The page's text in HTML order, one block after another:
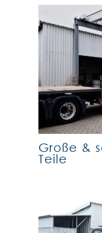
Große &
Teile